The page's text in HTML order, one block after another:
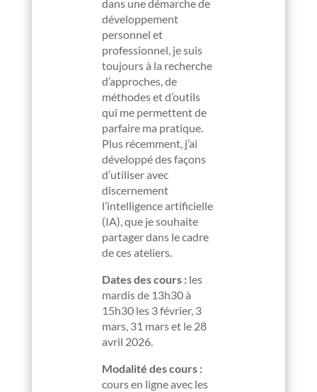
dans une démarche de
développement
personnel et
professionnel, je suis
toujours à la recherche
d’approches, de
méthodes et d’outils
qui me permettent de
parfaire ma pratique.
Plus récemment, j’ai
développé des façons
d’utiliser avec
discernement
l’intelligence artificielle
(IA), que je souhaite
partager dans le cadre
de ces ateliers.
Dates des cours : les
mardis de 13h30 à
15h30 les 3 février, 3
mars, 31 mars et le 28
avril 2026.
Modalité des cours :
cours en ligne avec les